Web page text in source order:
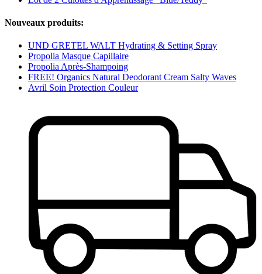
Nouveaux produits:
UND GRETEL WALT Hydrating & Setting Spray
Propolia Masque Capillaire
Propolia Après-Shampoing
FREE! Organics Natural Deodorant Cream Salty Waves
Avril Soin Protection Couleur